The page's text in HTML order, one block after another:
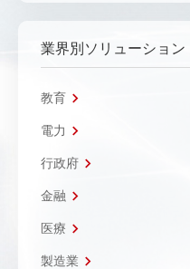
業界別ソリューション
教育
電力
行政府
金融
医療
製造業